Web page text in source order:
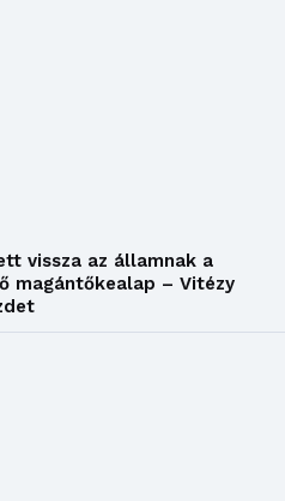
vissza az államnak a
magántőkealap – Vitézy